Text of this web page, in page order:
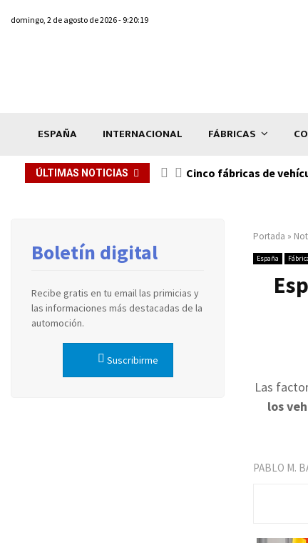
domingo, 2 de agosto de 2026 - 9:20:19
ESPAÑA INTERNACIONAL FÁBRICAS
ÚLTIMAS NOTICIAS Cinco fábricas de
Portada »
España
Las
los
PABLO M.
Boletín digital
Recibe gratis en tu email las primicias y
las informaciones más destacadas de la
automoción.
Suscribirme